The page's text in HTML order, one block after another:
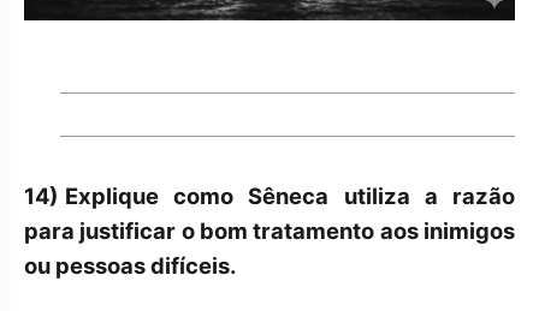
14) Explique como Sêneca utiliza a razão
para justificar o bom tratamento aos inimigos
ou pessoas difíceis.